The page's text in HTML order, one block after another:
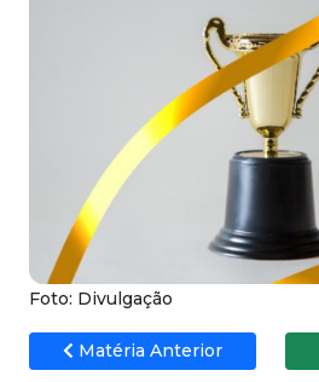
Foto: Divulgação
Matéria Anterior